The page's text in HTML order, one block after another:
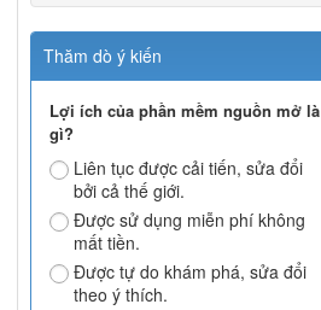
Thăm dò ý kiến
Lợi ích của phần mềm nguồn mở là
gì?
Liên tục được cải tiến, sửa đổi
bởi cả thế giới.
Được sử dụng miễn phí không
mất tiền.
Được tự do khám phá, sửa đổi
theo ý thích.